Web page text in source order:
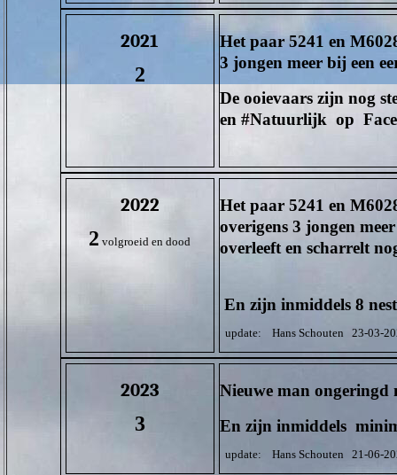
2021
2
Het paar 5241 en
3 jongen meer bij een
De ooievaars zijn nog
en #Natuurlijk op
2022
2 volgroeid en dood
Het paar 5241 en
overigens 3 jongen
overleeft en scharrelt
En zijn inmiddels 8
update: Hans Schouten 23-03-
2023
3
Nieuwe man ongeringd
En zijn inmiddels
update: Hans Schouten 21-06-